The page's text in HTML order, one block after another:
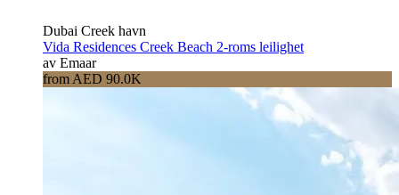
Dubai Creek havn
Vida Residences Creek Beach 2-roms leilighet
av Emaar
from AED 90.0K